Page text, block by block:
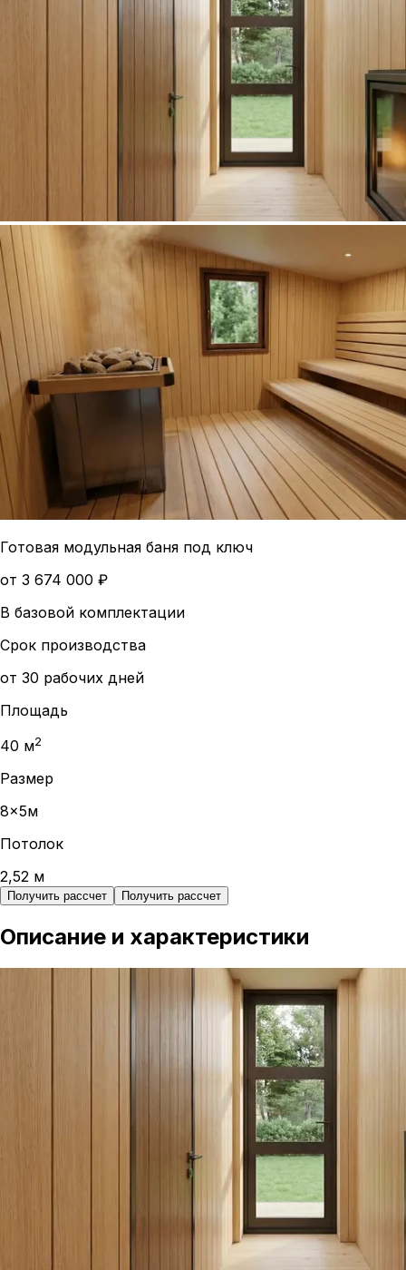
Готовая модульная баня под ключ
от 3 674 000 ₽
В базовой комплектации
Срок производства
от 30 рабочих дней
Площадь
40 м2
Размер
8x5м
Потолок
2,52 м
Получить рассчет Получить рассчет
Описание и характеристики